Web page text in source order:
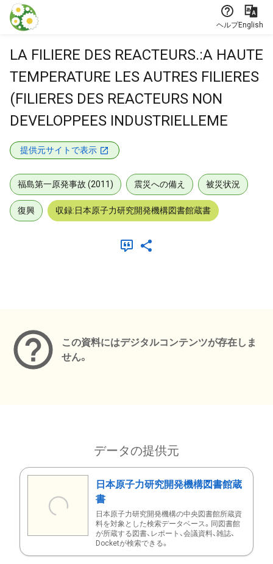
本文に飛ぶ
ヘルプEnglish
LA FILIERE DES REACTEURS.:A HAUTE
TEMPERATURE LES AUTRES FILIERES
(FILIERES DES REACTEURS NON
DEVELOPPEES INDUSTRIELLEME
提供元サイトで表示
福島第一原発事故 (2011) 震災への備え 被災状況
復興 収録:日本原子力研究開発機構図書館蔵書
この資料にはデジタルコンテンツが存在しま
せん。
データの提供元
日本原子力研究開発機構図書館蔵
書
日本原子力研究開発機構の中央図書館所蔵資
料を対象とした検索データベース。同図書館
が所蔵する図書、レポート、会議資料、雑誌、
Docketが検索できる。